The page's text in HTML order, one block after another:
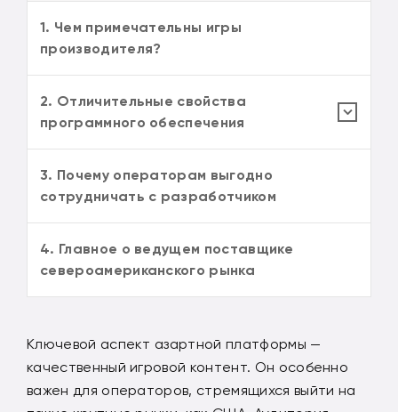
1. Чем примечательны игры
производителя?
2. Отличительные свойства
программного обеспечения
3. Почему операторам выгодно
сотрудничать с разработчиком
4. Главное о ведущем поставщике
североамериканского рынка
Ключевой аспект азартной платформы —
качественный игровой контент. Он особенно
важен для операторов, стремящихся выйти на